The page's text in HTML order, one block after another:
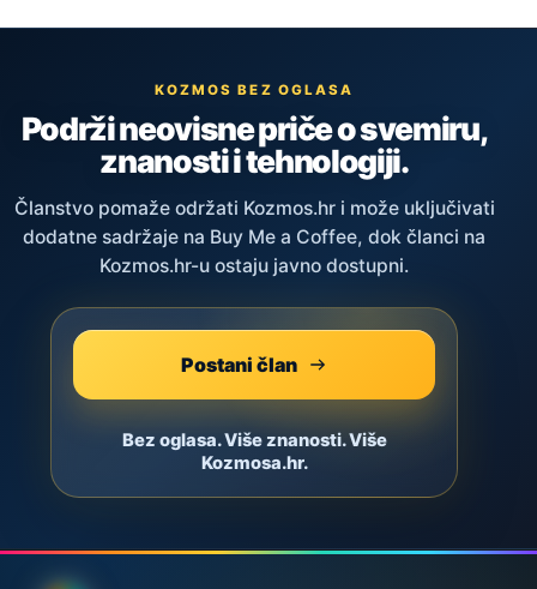
KOZMOS BEZ OGLASA
Podrži neovisne priče o svemiru,
znanosti i tehnologiji.
Članstvo pomaže održati Kozmos.hr i može uključivati
dodatne sadržaje na Buy Me a Coffee, dok članci na
Kozmos.hr-u ostaju javno dostupni.
Postani član
Bez oglasa. Više znanosti. Više
Kozmosa.hr.